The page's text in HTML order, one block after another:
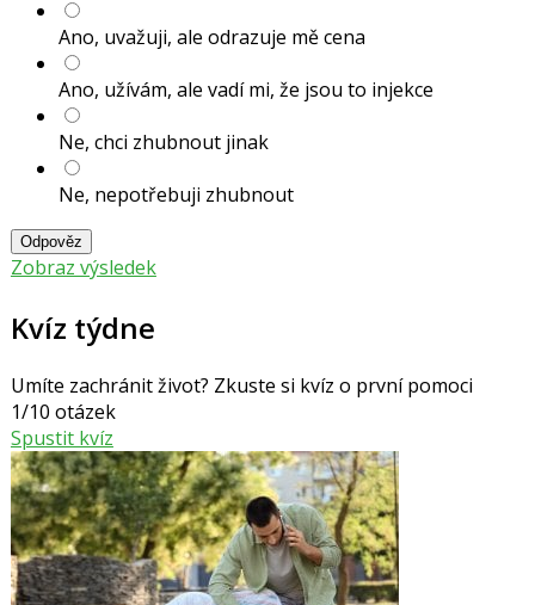
Ano, uvažuji, ale odrazuje mě cena
Ano, užívám, ale vadí mi, že jsou to injekce
Ne, chci zhubnout jinak
Ne, nepotřebuji zhubnout
Odpověz
Zobraz výsledek
Kvíz týdne
Umíte zachránit život? Zkuste si kvíz o první pomoci
1/10 otázek
Spustit kvíz